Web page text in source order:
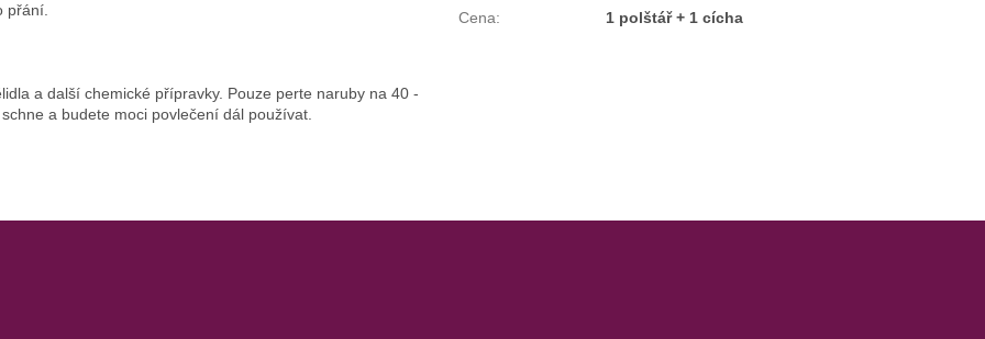
přání.
a další chemické přípravky. Pouze perte naruby na 40 -
a budete moci povlečení dál používat.
Cena: 1 polštář + 1 cícha